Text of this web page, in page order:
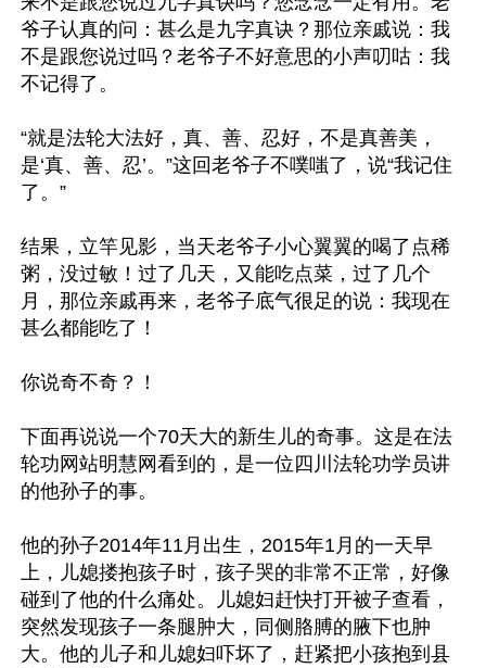
爷子认真的问：甚么是九字真诀？那位亲戚说：我
不是跟您说过吗？老爷子不好意思的小声叨咕：我
不记得了。
“就是法轮大法好，真、善、忍好，不是真善美，
是‘真、善、忍’。”这回老爷子不噗嗤了，说“我记住
了。”
结果，立竿见影，当天老爷子小心翼翼的喝了点稀
粥，没过敏！过了几天，又能吃点菜，过了几个
月，那位亲戚再来，老爷子底气很足的说：我现在
甚么都能吃了！
你说奇不奇？！
下面再说说一个70天大的新生儿的奇事。这是在法
轮功网站明慧网看到的，是一位四川法轮功学员讲
的他孙子的事。
他的孙子2014年11月出生，2015年1月的一天早
上，儿媳搂抱孩子时，孩子哭的非常不正常，好像
碰到了他的什么痛处。儿媳妇赶快打开被子查看，
突然发现孩子一条腿肿大，同侧胳膊的腋下也肿
大。他的儿子和儿媳妇吓坏了，赶紧把小孩抱到县